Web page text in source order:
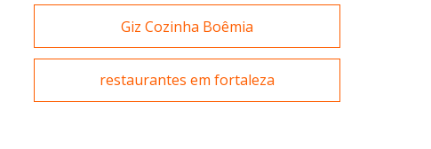
Japonesa e Oriental
Padarias e Confeitarias
Peixes e Frutos do Mar
Giz Cozinha Boêmia
restaurantes em fortaleza